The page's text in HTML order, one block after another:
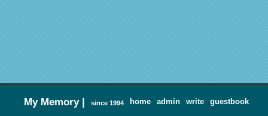
My Memory| since 1994 home admin write guestbook